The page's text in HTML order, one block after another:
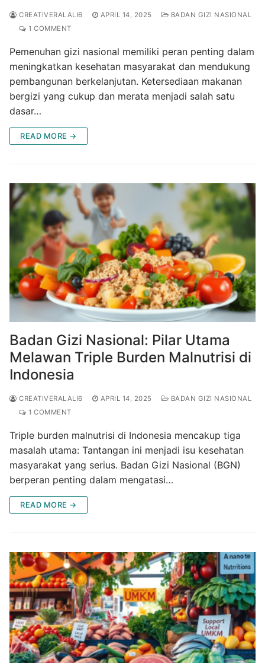
CREATIVERALALI6 APRIL 14, 2025
BADAN GIZI NASIONAL
1 COMMENT
Pemenuhan gizi nasional memiliki peran penting dalam
meningkatkan kesehatan masyarakat dan mendukung
pembangunan berkelanjutan. Ketersediaan makanan
bergizi yang cukup dan merata menjadi salah satu
dasar…
READ MORE →
Badan Gizi Nasional: Pilar Utama
Melawan Triple Burden Malnutrisi di
Indonesia
CREATIVERALALI6 APRIL 14, 2025
BADAN GIZI NASIONAL
1 COMMENT
Triple burden malnutrisi di Indonesia mencakup tiga
masalah utama: Tantangan ini menjadi isu kesehatan
masyarakat yang serius. Badan Gizi Nasional (BGN)
berperan penting dalam mengatasi…
READ MORE →